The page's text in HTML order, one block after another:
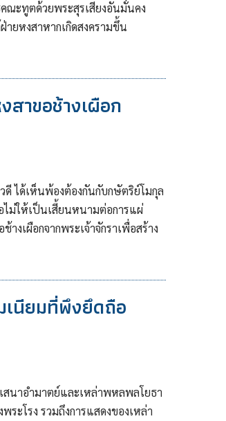
ณะทูตด้วยพระสุรเสียงอันมั่นคง
ยหงสาหากเกิดสงครามขึ้น
สาขอช้างเผือก
ดี ได้เห็นพ้องต้องกันกับกษัตริย์โมกุล
ไม่ให้เป็นเสี้ยนหนามต่อการแผ่
งเผือกจากพระเจ้าจักราเพื่อสร้าง
เนียมที่พึงยึดถือ
สนาอำมาตย์และเหล่าพหลพลโยธา
ะโรง รวมถึงการแสดงของเหล่า